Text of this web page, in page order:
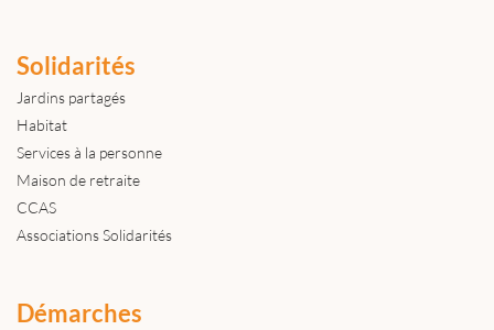
Solidarités
Jardins partagés
Habitat
Services à la personne
Maison de retraite
CCAS
Associations Solidarités
Démarches